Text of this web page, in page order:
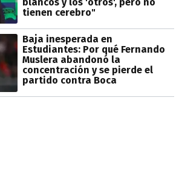
blancos y los 'otros', pero no
tienen cerebro"
Baja inesperada en
Estudiantes: Por qué Fernando
Muslera abandonó la
concentración y se pierde el
partido contra Boca